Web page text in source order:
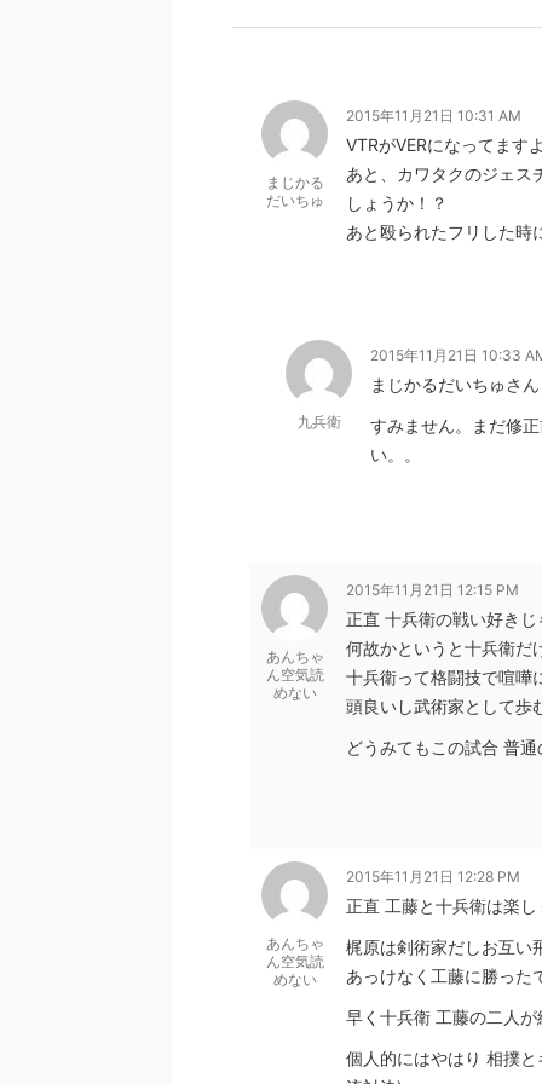
まじかる
だいちゅ
2015年11月21日 10:31 AM
VTRがVERになってます
あと、カワタクのジェス
しょうか！？
あと殴られたフリした時
九兵衛
2015年11月21日 10:33
まじかるだいちゅさん
すみません。まだ修
い。。
あんちゃ
ん空気読
めない
2015年11月21日 12:15 PM
正直 十兵衛の戦い好きじ
何故かというと十兵衛だ
十兵衛って格闘技で喧嘩
頭良いし武術家として歩
どうみてもこの試合 普
あんちゃ
ん空気読
めない
2015年11月21日 12:28 PM
正直 工藤と十兵衛は楽し
梶原は剣術家だしお互い
あっけなく工藤に勝った
早く十兵衛 工藤の二人
個人的にはやはり 相撲